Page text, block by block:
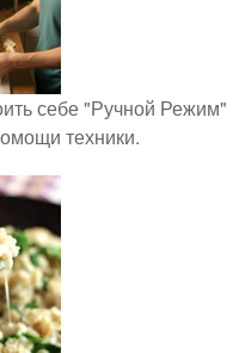
себе "Ручной Режим"
техники.